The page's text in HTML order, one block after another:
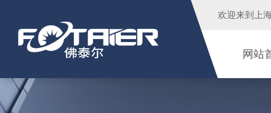
欢迎来到 上
网站